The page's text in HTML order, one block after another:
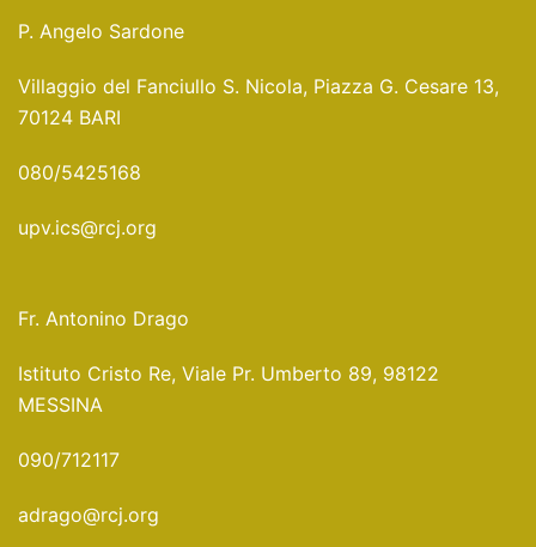
P. Angelo Sardone
Villaggio del Fanciullo S. Nicola, Piazza G. Cesare 13,
70124 BARI
080/5425168
upv.ics@rcj.org
Fr. Antonino Drago
Istituto Cristo Re, Viale Pr. Umberto 89, 98122
MESSINA
090/712117
adrago@rcj.org